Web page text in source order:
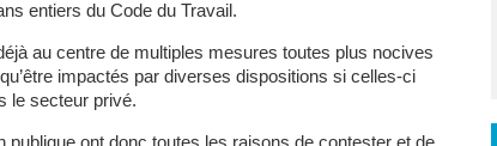
entiers du Code du Travail.
au centre de multiples mesures toutes plus nocives
impactés par diverses dispositions si celles-ci
le secteur privé.